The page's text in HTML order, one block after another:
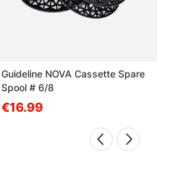
Guideline NOVA Cassette Spare
Spool # 6/8
€16.99